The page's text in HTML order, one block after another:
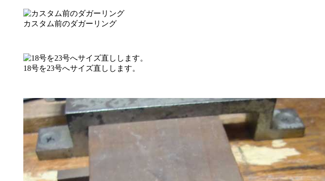
カスタム前のダガーリング
18号を23号へサイズ直しします。